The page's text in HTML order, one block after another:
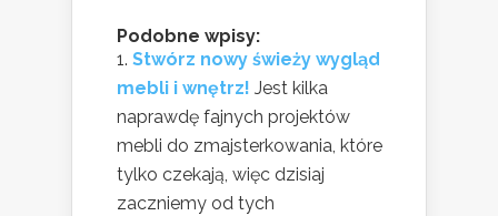
Podobne wpisy:
Stwórz nowy świeży wygląd
mebli i wnętrz! Jest kilka
naprawdę fajnych projektów
mebli do zmajsterkowania, które
tylko czekają, więc dzisiaj
zaczniemy od tych